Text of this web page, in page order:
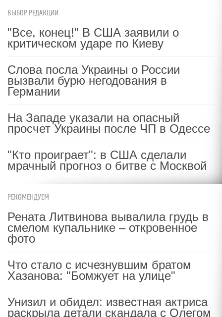
ВЫБОР РЕДАКЦИИ
"Все, конец!" В США заявили о
критическом ударе по Киеву
Слова посла Украины о России
вызвали бурю негодования в
Германии
На Западе указали на опасный
просчет Украины после ЧП в Одессе
"Кто проиграет": в США сделали
мрачный прогноз о битве с Москвой
РЕКОМЕНДУЕМ
Рената Литвинова вывалила грудь в
смелом купальнике – откровенное
фото
Что стало с исчезнувшим братом
Хазанова: "Бомжует на улице"
Унизил и обидел: известная актриса
раскрыла детали скандала с Олегом